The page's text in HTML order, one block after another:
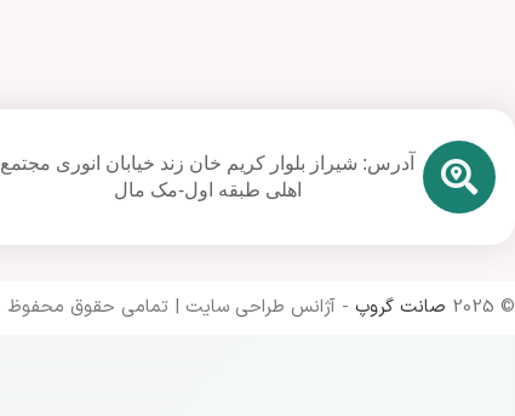
آدرس: شیراز بلوار کریم خان زند خیابان انوری مجتمع
اهلی طبقه اول-مک مال
© 2025 صانت گروپ - آژانس طراحی سایت | تمامی حقوق